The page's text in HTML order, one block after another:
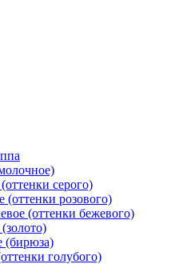
серого)
(оттенки розового)
(оттенки бежевого)
(бирюза)
голубого)